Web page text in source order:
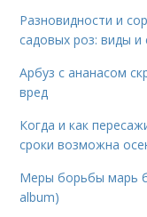
Разновидности и
садовых роз: виды
Арбуз с ананасом
вред
Когда и как
сроки возможна
Меры борьбы марь
album)